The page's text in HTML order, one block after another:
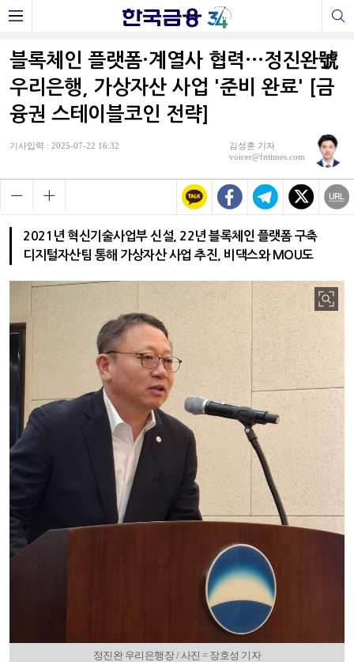
블록체인 플랫폼·계열사 협력···정진완號
우리은행, 가상자산 사업 '준비 완료' [금
융권 스테이블코인 전략]
기사입력 : 2025-07-22 16:32
김성훈 기자
voicer@fntimes.com
2021년 혁신기술사업부 신설, 22년 블록체인 플랫폼 구축
디지털자산팀 통해 가상자산 사업 추진, 비댁스와 MOU도
정진완 우리은행장 / 사진 = 장호성 기자